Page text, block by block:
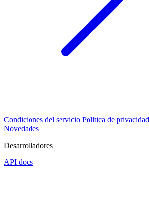
Condiciones del servicio Política de privacidad
Novedades
Desarrolladores
API docs